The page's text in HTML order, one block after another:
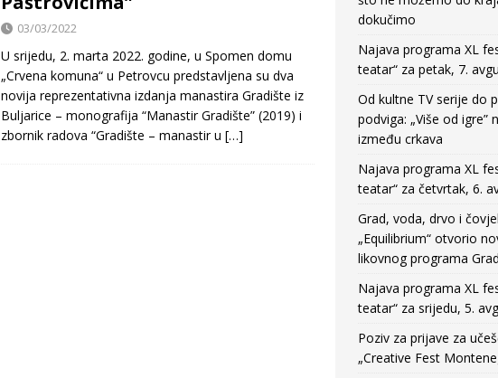
03/03/2022
U srijedu, 2. marta 2022. godine, u Spomen domu
„Crvena komuna“ u Petrovcu predstavljena su dva
novija reprezentativna izdanja manastira Gradište iz
Buljarice – monografija “Manastir Gradište” (2019) i
zbornik radova “Gradište – manastir u […]
dokučimo
Najava programa XL
teatar“ za petak, 7.
Od kultne TV serije do
podviga: „Više od igre”
između crkava
Najava programa XL
teatar“ za četvrtak, 6.
Grad, voda, drvo i
„Equilibrium“ otvorio
likovnog programa
Najava programa XL
teatar“ za srijedu, 5.
Poziv za prijave za
„Creative Fest